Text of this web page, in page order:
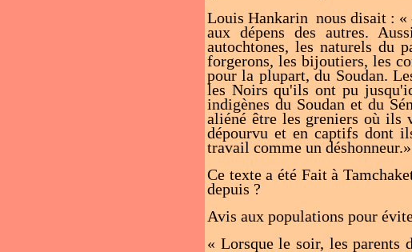
Louis Hankarin nous disait : «
aux dépens des autres.
autochtones, les naturels du
forgerons, les bijoutiers, les
pour la plupart, du Soudan.
les Noirs qu'ils ont pu
indigènes du Soudan et du
aliéné être les greniers où ils
dépourvu et en captifs dont
travail comme un déshonneur.»
Ce texte a été Fait à
depuis ?
Avis aux populations pour
« Lorsque le soir, les parents